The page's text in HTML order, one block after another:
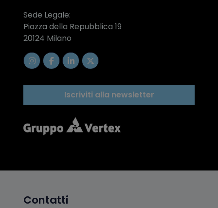
Sede Legale:
Piazza della Repubblica 19
20124 Milano
Iscriviti alla newsletter
Contatti